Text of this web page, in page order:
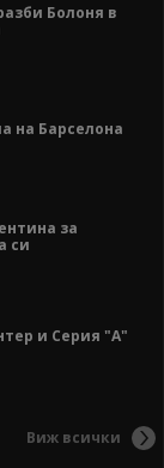
Болоня в
на Барселона
за
си
и Серия "А"
Виж всички